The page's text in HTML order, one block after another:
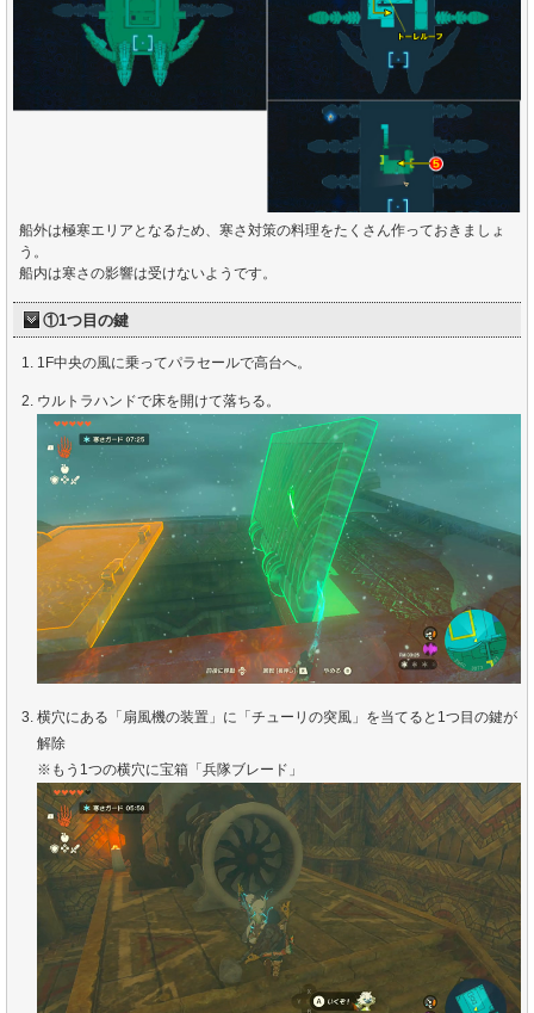
船外は極寒エリアとなるため、寒さ対策の料理をたくさん作っておきましょ
う。
船内は寒さの影響は受けないようです。
①1つ目の鍵
1F中央の風に乗ってパラセールで高台へ。
ウルトラハンドで床を開けて落ちる。
横穴にある「扇風機の装置」に「チューリの突風」を当てると1つ目の鍵が
解除
※もう1つの横穴に宝箱「兵隊ブレード」